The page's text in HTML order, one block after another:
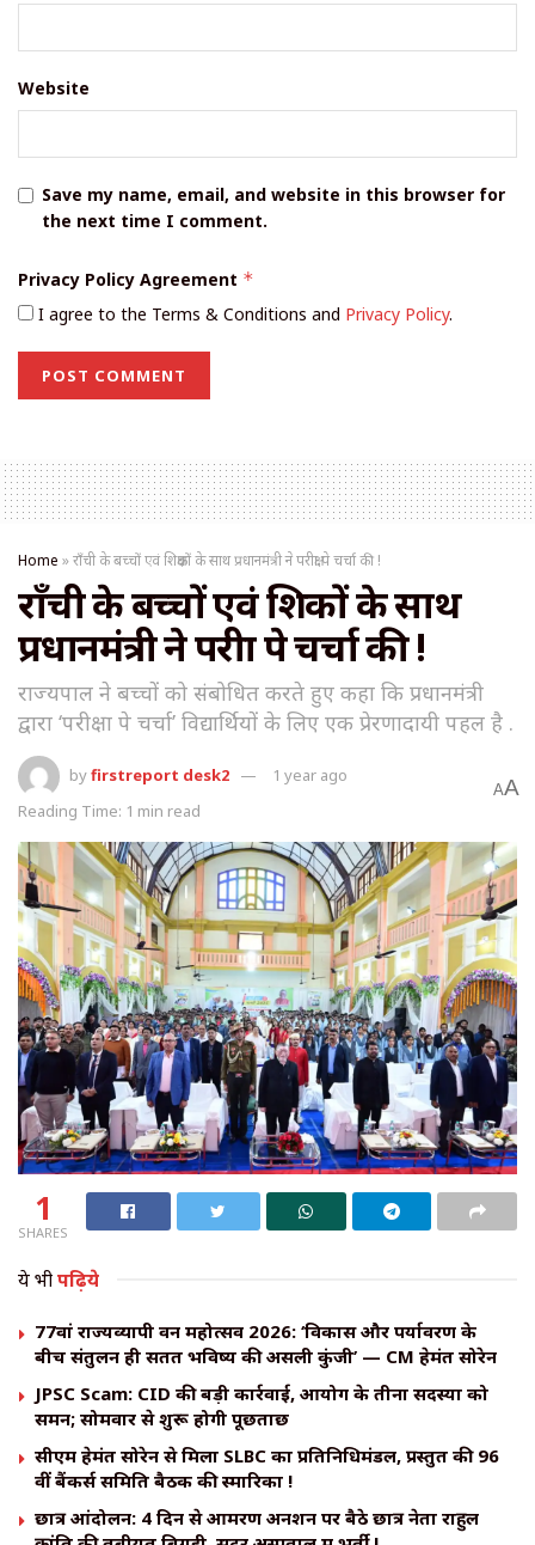
Website
Save my name, email, and website in this browser for
the next time I comment.
Privacy Policy Agreement *
I agree to the Terms & Conditions and Privacy Policy.
Home »राँची के बच्चों एवं शिक्षकों के साथ प्रधानमंत्री ने परीक्षा पे चर्चा की !
राँची के बच्चों एवं शिक्षकों के साथ
प्रधानमंत्री ने परीक्षा पे चर्चा की !
राज्यपाल ने बच्चों को संबोधित करते हुए कहा कि प्रधानमंत्री
द्वारा ‘परीक्षा पे चर्चा’ विद्यार्थियों के लिए एक प्रेरणादायी पहल है .
byfirstreport desk2
1 year ago
Reading Time: 1 min read
AA
1
SHARES
ये भीपढ़िये
77वां राज्यव्यापी वन महोत्सव 2026: ‘विकास और पर्यावरण के
बीच संतुलन ही सतत भविष्य की असली कुंजी’ — CM हेमंत सोरेन
JPSC Scam: CID की बड़ी कार्रवाई, आयोग के तीनों सदस्यों को
समन; सोमवार से शुरू होगी पूछताछ
सीएम हेमंत सोरेन से मिला SLBC का प्रतिनिधिमंडल, प्रस्तुत की 96
वीं बैंकर्स समिति बैठक की स्मारिका !
छात्र आंदोलन: 4 दिन से आमरण अनशन पर बैठे छात्र नेता राहुल